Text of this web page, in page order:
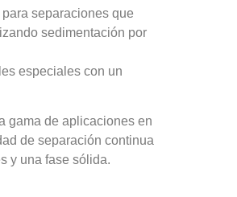
separaciones que
sedimentación por
especiales con un
gama de aplicaciones en
de separación continua
y una fase sólida.